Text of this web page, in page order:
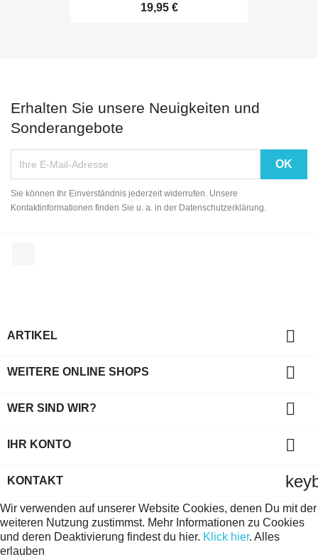
19,95 €
Erhalten Sie unsere Neuigkeiten und
Sonderangebote
Sie können Ihr Einverständnis jederzeit widerrufen. Unsere
Kontaktinformationen finden Sie u. a. in der Datenschutzerklärung.
ARTIKEL 
WEITERE ONLINE SHOPS 
WER SIND WIR? 
IHR KONTO 
KONTAKT
Wir verwenden auf unserer Website Cookies, denen Du mit der
weiteren Nutzung zustimmst. Mehr Informationen zu Cookies
und deren Deaktivierung findest du hier. Klick hier. Alles
erlauben